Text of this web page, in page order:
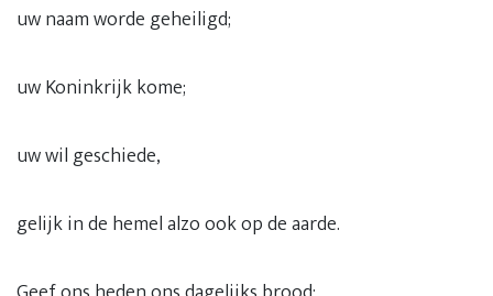
uw naam worde geheiligd;
uw Koninkrijk kome;
uw wil geschiede,
gelijk in de hemel alzo ook op de aarde.